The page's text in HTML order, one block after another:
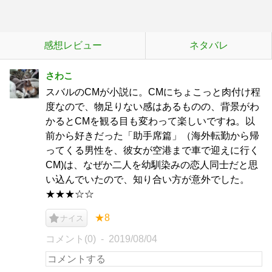
感想レビュー ネタバレ
さわこ
スバルのCMが小説に。CMにちょこっと肉付け程
度なので、物足りない感はあるものの、背景がわ
かるとCMを観る目も変わって楽しいですね。以
前から好きだった「助手席篇」（海外転勤から帰
ってくる男性を、彼女が空港まで車で迎えに行く
CM)は、なぜか二人を幼馴染みの恋人同士だと思
い込んでいたので、知り合い方が意外でした。
★★★☆☆
ナイス ★8
コメント(0) 2019/08/04